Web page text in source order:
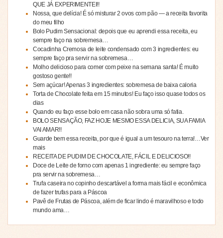
QUE JÁ EXPERIMENTEI!!
Nossa, que delícia! É só misturar 2 ovos com pão — a receita favorita
do meu filho
Bolo Pudim Sensacional: depois que eu aprendi essa receita, eu
sempre faço na sobremesa…
Cocadinha Cremosa de leite condensado com 3 ingredientes: eu
sempre faço pra servir na sobremesa…
Molho delicioso para comer com peixe na semana santa! É muito
gostoso gente!!
Sem açúcar! Apenas 3 ingredientes: sobremesa de baixa caloria
Torta de Chocolate feita em 15 minutos! Eu faço isso quase todos os
dias
Quando eu faço esse bolo em casa não sobra uma só fatia.
BOLO SENSAÇÃO, FAZ HOJE MESMO ESSA DELICIA, SUA FAMIA
VAI AMAR!!
Guarde bem essa receita, por que é igual a um tesouro na terra!…Ver
mais
RECEITA DE PUDIM DE CHOCOLATE, FÁCIL E DELICIOSO!!
Doce de Leite de forno com apenas 1 ingrediente: eu sempre faço
pra servir na sobremesa…
Trufa caseira no copinho descartável a forma mais fácil e econômica
de fazer trufas para a Páscoa
Pavê de Frutas de Páscoa, além de ficar lindo é maravilhoso e todo
mundo ama…